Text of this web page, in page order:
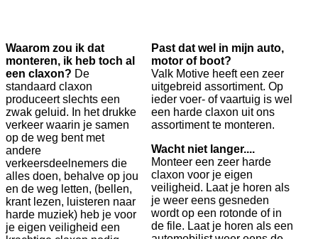
Waarom zou ik dat
monteren, ik heb toch al
een claxon? De
standaard claxon
produceert slechts een
zwak geluid. In het drukke
verkeer waarin je samen
op de weg bent met
andere
verkeersdeelnemers die
alles doen, behalve op jou
en de weg letten, (bellen,
krant lezen, luisteren naar
harde muziek) heb je voor
je eigen veiligheid een
Past dat wel in mijn auto,
motor of boot?
Valk Motive heeft een zeer
uitgebreid assortiment. Op
ieder voer- of vaartuig is wel
een harde claxon uit ons
assortiment te monteren.
Wacht niet langer....
Monteer een zeer harde
claxon voor je eigen
veiligheid. Laat je horen als
je weer eens gesneden
wordt op een rotonde of in
de file. Laat je horen als een